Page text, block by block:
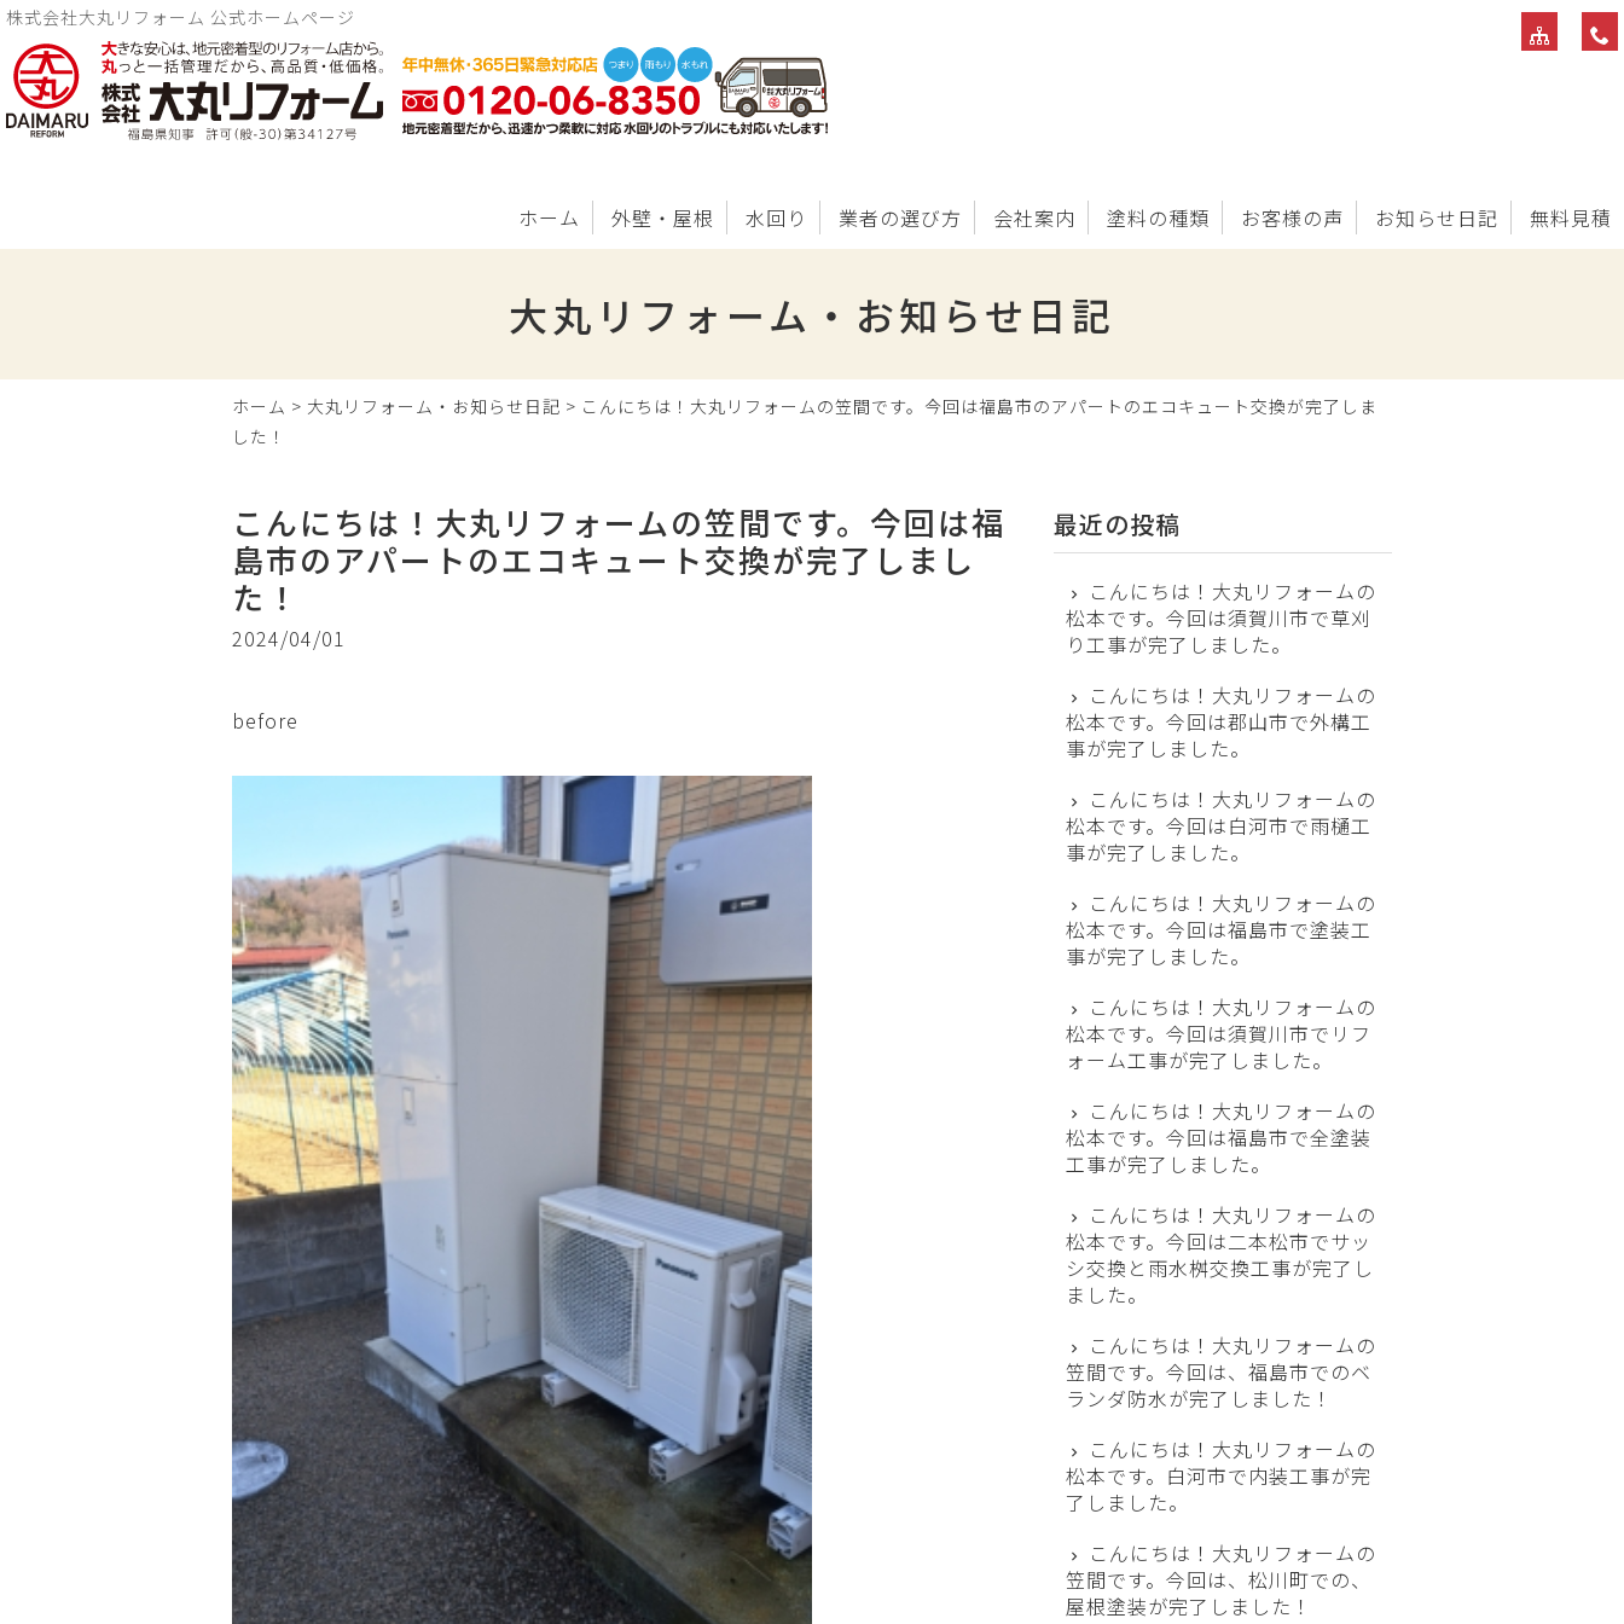
株式会社大丸リフォーム 公式ホームページ
ホーム 外壁・屋根 水回り 業者の選び方 会社案内 塗料の種類 お客様の声 お知らせ日記 無料見積
大丸リフォーム・お知らせ日記
ホーム > 大丸リフォーム・お知らせ日記 > こんにちは！大丸リフォームの笠間です。今回は福島市のアパートのエコキュート交換が完了しま
した！
こんにちは！大丸リフォームの笠間です。今回は福
島市のアパートのエコキュート交換が完了しまし
た！
2024/04/01
before
最近の投稿
こんにちは！大丸リフォームの
松本です。今回は須賀川市で草刈
り工事が完了しました。
こんにちは！大丸リフォームの
松本です。今回は郡山市で外構工
事が完了しました。
こんにちは！大丸リフォームの
松本です。今回は白河市で雨樋工
事が完了しました。
こんにちは！大丸リフォームの
松本です。今回は福島市で塗装工
事が完了しました。
こんにちは！大丸リフォームの
松本です。今回は須賀川市でリフ
ォーム工事が完了しました。
こんにちは！大丸リフォームの
松本です。今回は福島市で全塗装
工事が完了しました。
こんにちは！大丸リフォームの
松本です。今回は二本松市でサッ
シ交換と雨水桝交換工事が完了し
ました。
こんにちは！大丸リフォームの
笠間です。今回は、福島市でのベ
ランダ防水が完了しました！
こんにちは！大丸リフォームの
松本です。白河市で内装工事が完
了しました。
こんにちは！大丸リフォームの
笠間です。今回は、松川町での、
屋根塗装が完了しました！